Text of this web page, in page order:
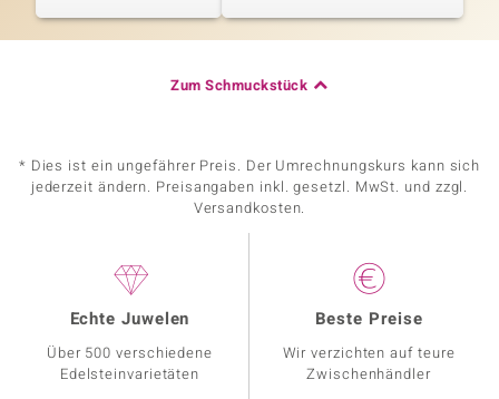
Zum Schmuckstück
* Dies ist ein ungefährer Preis. Der Umrechnungskurs kann sich
jederzeit ändern. Preisangaben inkl. gesetzl. MwSt. und zzgl.
Versandkosten.
Echte Juwelen
Über 500 verschiedene
Edelsteinvarietäten
Beste Preise
Wir verzichten auf teure
Zwischenhändler